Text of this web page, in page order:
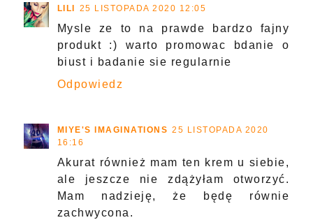
LILI 25 LISTOPADA 2020 12:05
Mysle ze to na prawde bardzo fajny
produkt :) warto promowac bdanie o
biust i badanie sie regularnie
Odpowiedz
MIYE'S IMAGINATIONS 25 LISTOPADA 2020
16:16
Akurat również mam ten krem u siebie,
ale jeszcze nie zdążyłam otworzyć.
Mam nadzieję, że będę równie
zachwycona.